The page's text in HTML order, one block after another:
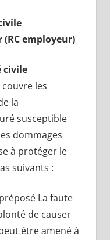
employeur)
civile
les
la
susceptible
dommages
à protéger le
suivants :
La faute
de causer
être amené à